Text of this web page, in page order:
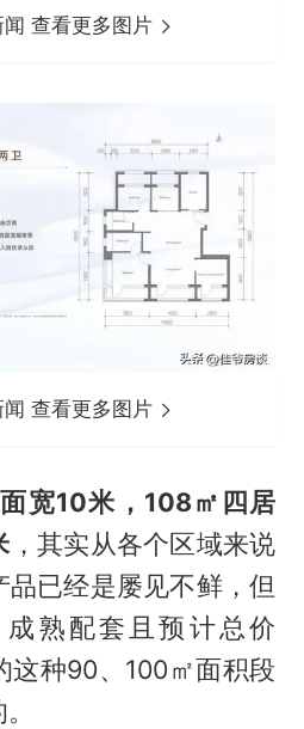
查看更多图片
查看更多图片
宽10米，108㎡四居
，其实从各个区域来说
已经是屡见不鲜，但
熟配套且预计总价
种90、100㎡面积段